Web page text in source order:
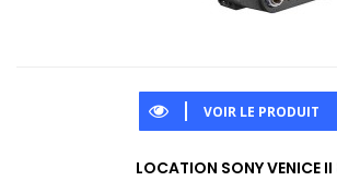
VOIR LE PRODUIT
LOCATION SONY VENICE II